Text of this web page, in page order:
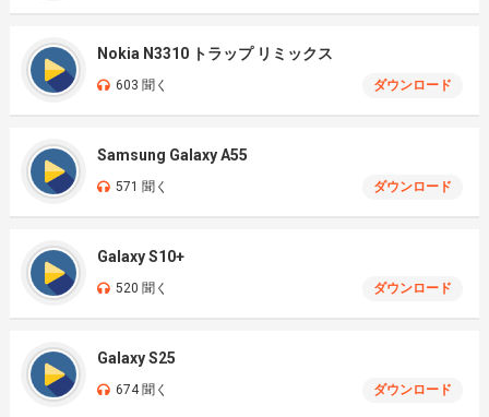
Nokia N3310 トラップ リミックス
603 聞く ダウンロード
Samsung Galaxy A55
571 聞く ダウンロード
Galaxy S10+
520 聞く ダウンロード
Galaxy S25
674 聞く ダウンロード